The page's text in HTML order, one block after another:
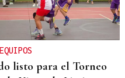
listo para el Torneo